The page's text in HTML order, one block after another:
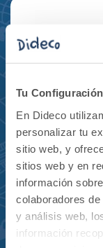
Tu
En Dideco
personalizar tu
sitio web, y
sitios web y en
información
colaboradores
y análisis web,
información